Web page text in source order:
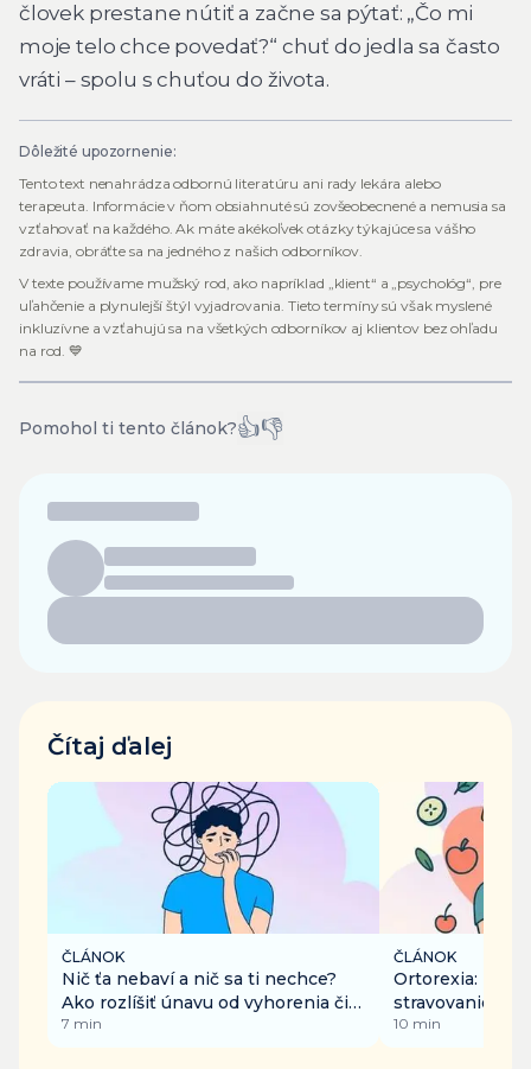
človek prestane nútiť a začne sa pýtať: „Čo mi
moje telo chce povedať?“ chuť do jedla sa často
vráti – spolu s chuťou do života.
Dôležité upozornenie:
Tento text nenahrádza odbornú literatúru ani rady lekára alebo
terapeuta. Informácie v ňom obsiahnuté sú zovšeobecnené a nemusia sa
vzťahovať na každého. Ak máte akékoľvek otázky týkajúce sa vášho
zdravia, obráťte sa na jedného z našich odborníkov.
V texte používame mužský rod, ako napríklad „klient“ a „psychológ“, pre
uľahčenie a plynulejší štýl vyjadrovania. Tieto termíny sú však myslené
inkluzívne a vzťahujú sa na všetkých odborníkov aj klientov bez ohľadu
na rod. 💙
Pomohol ti tento článok?👍👎
Čítaj ďalej
ČLÁNOK
Nič ťa nebaví a nič sa ti nechce?
Ako rozlíšiť únavu od vyhorenia či
depresie?
7 min
ČLÁNOK
Ortorexia: Keď
stravovanie
10 min